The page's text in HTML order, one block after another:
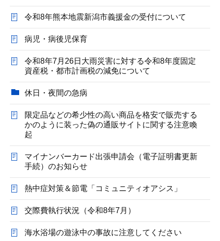
令和8年熊本地震新潟市義援金の受付について
病児・病後児保育
令和8年7月26日大雨災害に対する令和8年度固定
資産税・都市計画税の減免について
休日・夜間の急病
限定品などの希少性の高い商品を格安で販売する
かのように装った偽の通販サイトに関する注意喚
起
マイナンバーカード出張申請会（電子証明書更新
手続）のお知らせ
熱中症対策＆節電「コミュニティオアシス」
交際費執行状況（令和8年7月）
海水浴場の遊泳中の事故に注意してください